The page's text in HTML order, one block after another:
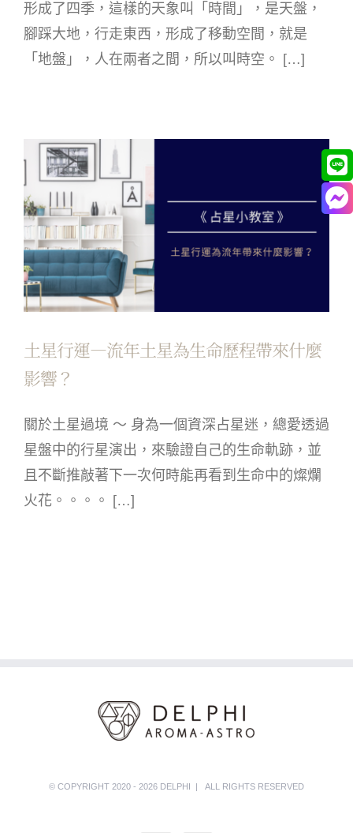
形成了四季，這樣的天象叫「時間」，是天盤，
腳踩大地，行走東西，形成了移動空間，就是
「地盤」，人在兩者之間，所以叫時空。 […]
土星行運—流年土星為生命歷程帶來什麼
影響？
關於土星過境 ～ 身為一個資深占星迷，總愛透過
星盤中的行星演出，來驗證自己的生命軌跡，並
且不斷推敲著下一次何時能再看到生命中的燦爛
火花。。。。 […]
© COPYRIGHT 2020 - 2026 DELPHI | ALL RIGHTS RESERVED